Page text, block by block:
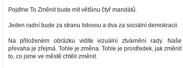
Pojďme To Změnit bude mít většinu čtyř mandátů.
Jeden radní bude za stranu lidovou a dva za sociální demokracii.
Na přiloženém obrázku vidíte vizuální ztvárnění rady. Naše
převaha je zřejmá. Tohle je změna. Tohle je prostředek, jak změnit
to, co jsme ve městě chtěli změnit.